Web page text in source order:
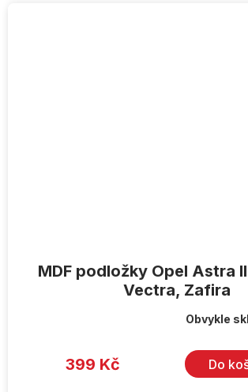
MDF podložky Opel Astra
Vectra, Zafira
Obvykle
399 Kč Do